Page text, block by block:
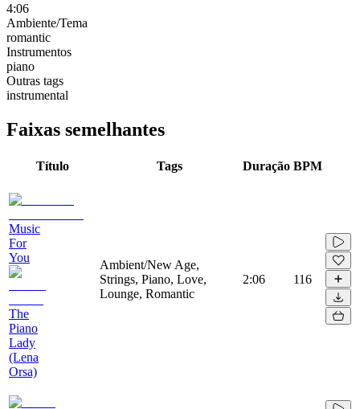
4:06
Ambiente/Tema
romantic
Instrumentos
piano
Outras tags
instrumental
Faixas semelhantes
Título Tags Duração BPM
Music
For
You
The
Piano
Lady
(Lena
Orsa)
Ambient/New Age,
Strings, Piano, Love,
Lounge, Romantic
2:06 116